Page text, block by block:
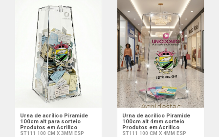
Urna de acrílico Piramide
100cm alt para sorteio
Produtos em Acrilico
ST111 100 CM X 3MM ESP
Urna de acrilico Piramide
100cm alt 4mm sorteio
Produtos em Acrilico
ST111 100 CM X 4MM ESP